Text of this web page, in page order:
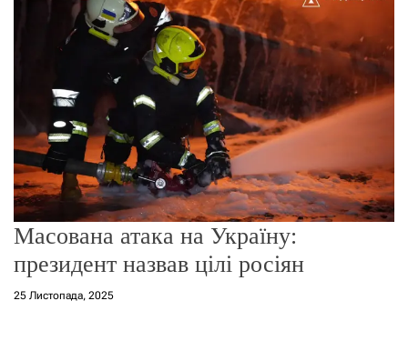
р
е
ж
у
Масована атака на Україну:
президент назвав цілі росіян
25 Листопада, 2025